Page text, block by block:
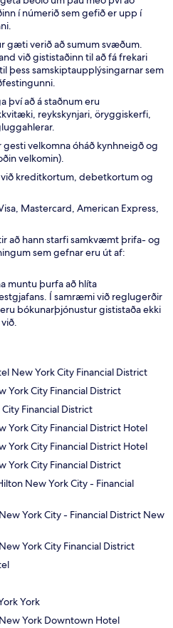
í númerið sem gefið er upp í
gæti verið að sumum svæðum.
við gististaðinn til að fá frekari
þess samskiptaupplýsingarnar sem
því að á staðnum eru
reykskynjari, öryggiskerfi,
gesti velkomna óháð kynhneigð og
velkomin).
kreditkortum, debetkortum og
Mastercard, American Express,
að hann starfi samkvæmt þrifa- og
sem gefnar eru út af:
muntu þurfa að hlíta
Í samræmi við reglugerðir
bókunarþjónustur gististaða ekki
New York City Financial District
York City Financial District
Financial District
York City Financial District Hotel
York City Financial District Hotel
York City Financial District
New York City - Financial
York City - Financial District New
York City Financial District
York
York Downtown Hotel